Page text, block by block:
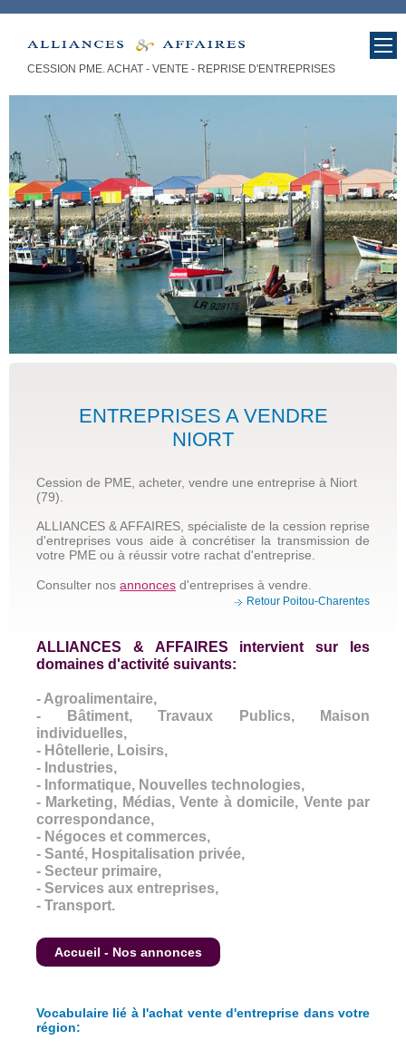
Acheter vendre, reprise entreprises,
cession PME à Niort 79
CESSION PME. ACHAT - VENTE - REPRISE D'ENTREPRISES
ENTREPRISES A VENDRE
NIORT
Cession de PME, acheter, vendre une entreprise à Niort
(79).
ALLIANCES & AFFAIRES, spécialiste de la cession reprise
d'entreprises vous aide à concrétiser la transmission de
votre PME ou à réussir votre rachat d'entreprise.
Consulter nos annonces d'entreprises à vendre.
Retour Poitou-Charentes
ALLIANCES & AFFAIRES intervient sur les
domaines d'activité suivants:
- Agroalimentaire,
- Bâtiment, Travaux Publics, Maison
individuelles,
- Hôtellerie, Loisirs,
- Industries,
- Informatique, Nouvelles technologies,
- Marketing, Médias, Vente à domicile, Vente par
correspondance,
- Négoces et commerces,
- Santé, Hospitalisation privée,
- Secteur primaire,
- Services aux entreprises,
- Transport.
Accueil - Nos annonces
Vocabulaire lié à l'achat vente d'entreprise dans votre
région: